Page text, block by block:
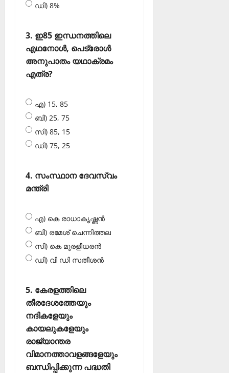
ഡി) 8%
3. ഇ85 ഇന്ധനത്തിലെ
എഥനോള്‍, പെട്രോള്‍
അനുപാതം യഥാക്രമം
എത്ര?
എ) 15, 85
ബി) 25, 75
സി) 85, 15
ഡി) 75, 25
4. സംസ്ഥാന ദേവസ്വം
മന്ത്രി
എ) കെ രാധാകൃഷ്ണന്‍
ബി) രമേശ് ചെന്നിത്തല
സി) കെ മുരളീധരന്‍
ഡി) വി ഡി സതീശന്‍
5. കേരളത്തിലെ
തീരദേശത്തേയും
നദികളേയും
കായലുകളേയും
രാജ്യാന്തര
വിമാനത്താവളങ്ങളേയും
ബന്ധിപ്പിക്കുന്ന പദ്ധതി